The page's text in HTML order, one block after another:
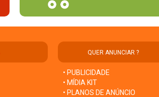
QUER ANUNCIAR ?
• PUBLICIDADE
• MÍDIA KIT
• PLANOS DE ANÚNCIO